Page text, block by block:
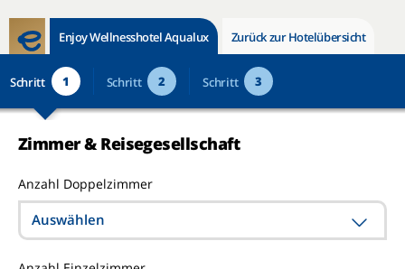
Enjoy Wellnesshotel Aqualux Zurück zur Hotelübersicht
Schritt 1 Schritt 2 Schritt 3
Zimmer & Reisegesellschaft
Anzahl Doppelzimmer
Auswählen